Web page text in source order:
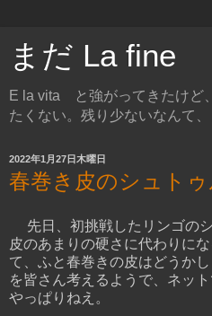
まだ La fine
E la vita と強がってきたけど
たくない。残り少ないなんて、
2022年1月27日木曜日
春巻き皮のシュト
先日、初挑戦したリンゴの
皮のあまりの硬さに代わりに
て、ふと春巻きの皮はどうか
を皆さん考えるようで、ネッ
やっぱりねえ。